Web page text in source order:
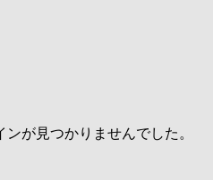
が見つかりませんでした。